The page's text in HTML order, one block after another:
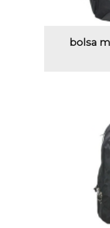
bolsa